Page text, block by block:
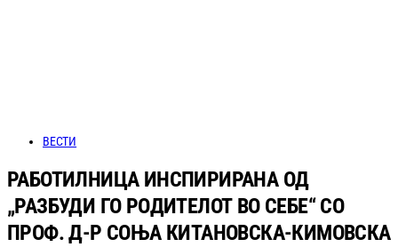
ВЕСТИ
РАБОТИЛНИЦА ИНСПИРИРАНА ОД
„РАЗБУДИ ГО РОДИТЕЛОТ ВО СЕБЕ“ СО
ПРОФ. Д-Р СОЊА КИТАНОВСКА-КИМОВСКА